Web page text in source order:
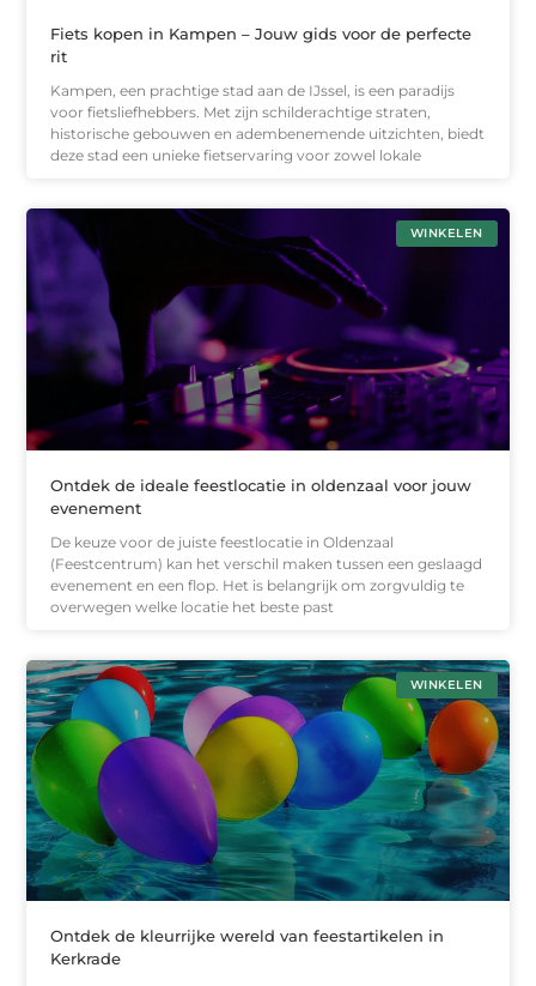
Fiets kopen in Kampen – Jouw gids voor de perfecte
rit
Kampen, een prachtige stad aan de IJssel, is een paradijs
voor fietsliefhebbers. Met zijn schilderachtige straten,
historische gebouwen en adembenemende uitzichten, biedt
deze stad een unieke fietservaring voor zowel lokale
WINKELEN
Ontdek de ideale feestlocatie in oldenzaal voor jouw
evenement
De keuze voor de juiste feestlocatie in Oldenzaal
(Feestcentrum) kan het verschil maken tussen een geslaagd
evenement en een flop. Het is belangrijk om zorgvuldig te
overwegen welke locatie het beste past
WINKELEN
Ontdek de kleurrijke wereld van feestartikelen in
Kerkrade